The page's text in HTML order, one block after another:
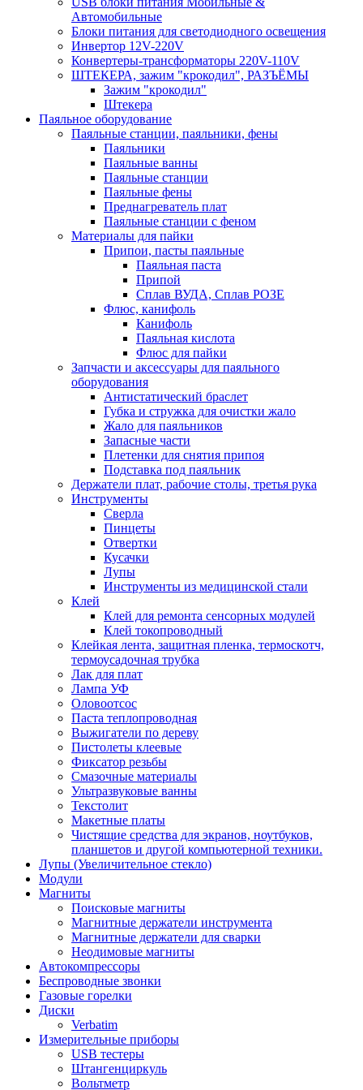
Автомобильные
Блоки питания для светодиодного освещения
Инвертор 12V-220V
Конвертеры-трансформаторы 220V-110V
ШТЕКЕРА, зажим "крокодил", РАЗЪЁМЫ
Зажим "крокодил"
Штекера
Паяльное оборудование
Паяльные станции, паяльники, фены
Паяльники
Паяльные ванны
Паяльные станции
Паяльные фены
Преднагреватель плат
Паяльные станции с феном
Материалы для пайки
Припои, пасты паяльные
Паяльная паста
Припой
Сплав ВУДА, Сплав РОЗЕ
Флюс, канифоль
Канифоль
Паяльная кислота
Флюс для пайки
Запчасти и аксессуары для паяльного
оборудования
Антистатический браслет
Губка и стружка для очистки жало
Жало для паяльников
Запасные части
Плетенки для снятия припоя
Подставка под паяльник
Держатели плат, рабочие столы, третья рука
Инструменты
Сверла
Пинцеты
Отвертки
Кусачки
Лупы
Инструменты из медицинской стали
Клей
Клей для ремонта сенсорных модулей
Клей токопроводный
Клейкая лента, защитная пленка, термоскотч,
термоусадочная трубка
Лак для плат
Лампа УФ
Оловоотсос
Паста теплопроводная
Выжигатели по дереву
Пистолеты клеевые
Фиксатор резьбы
Смазочные материалы
Ультразвуковые ванны
Текстолит
Макетные платы
Чистящие средства для экранов, ноутбуков,
планшетов и другой компьютерной техники.
Лупы (Увеличительное стекло)
Модули
Магниты
Поисковые магниты
Магнитные держатели инструмента
Магнитные держатели для сварки
Неодимовые магниты
Автокомпрессоры
Беспроводные звонки
Газовые горелки
Диски
Verbatim
Измерительные приборы
USB тестеры
Штангенциркуль
Вольтметр